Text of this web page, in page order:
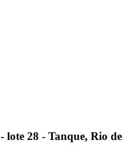
28 - Tanque, Rio